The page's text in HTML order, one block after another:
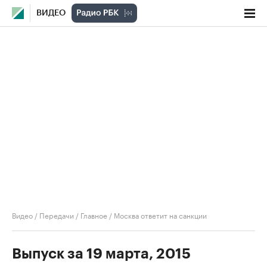
ВИДЕО
Видео / Передачи / Главное / Москва ответит на санкции
Выпуск за 19 марта, 2015